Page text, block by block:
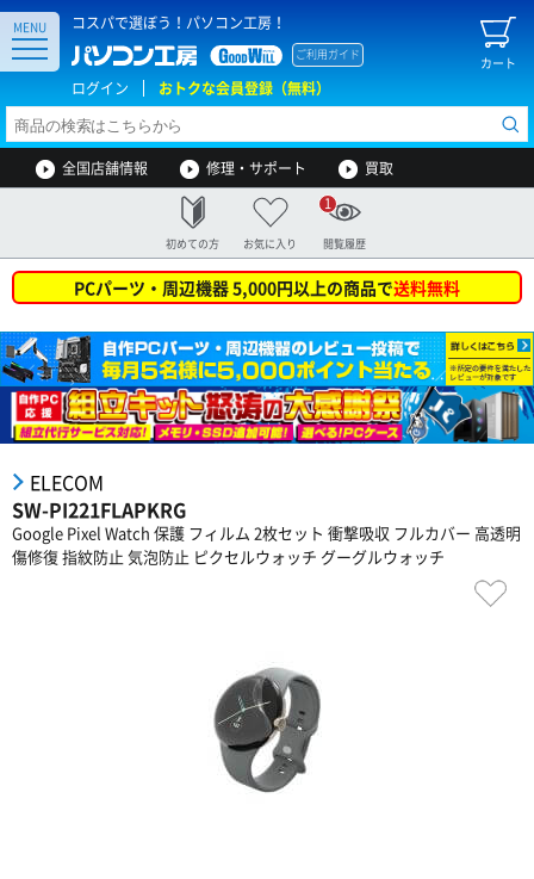
コスパで選ぼう！パソコン工房！
カート
ご利用ガイド
ログイン おトクな会員登録（無料）
MENU
全国店舗情報 修理・サポート 買取
初めての方 お気に入り 閲覧履歴
1
PCパーツ・周辺機器 5,000円以上の商品で送料無料
ELECOM
SW-PI221FLAPKRG
Google Pixel Watch 保護 フィルム 2枚セット 衝撃吸収 フルカバー 高透明
傷修復 指紋防止 気泡防止 ピクセルウォッチ グーグルウォッチ